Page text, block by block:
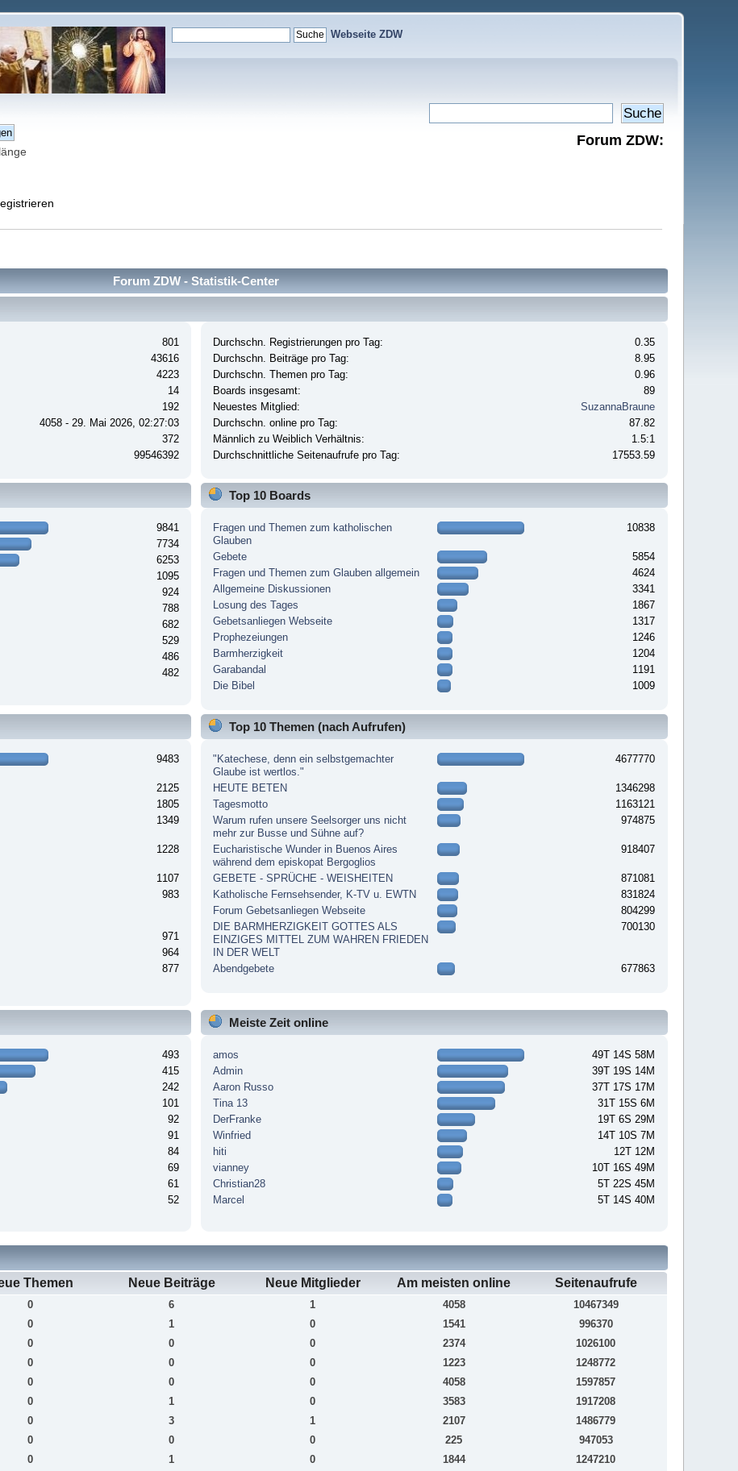
Webseite ZDW
Forum ZDW:
Forum ZDW - Statistik-Center
801
43616
4223
14
192
4058 - 29. Mai 2026, 02:27:03
372
99546392
Durchschn. Registrierungen pro Tag:
0.35
Durchschn. Beiträge pro Tag:
8.95
Durchschn. Themen pro Tag:
0.96
Boards insgesamt:
89
Neuestes Mitglied:
SuzannaBraune
Durchschn. online pro Tag:
87.82
Männlich zu Weiblich Verhältnis:
1.5:1
Durchschnittliche Seitenaufrufe pro Tag:
17553.59
9841
7734
6253
1095
924
788
682
529
486
482
Top 10 Boards
Fragen und Themen zum katholischen
Glauben
10838
Gebete
5854
Fragen und Themen zum Glauben allgemein
4624
Allgemeine Diskussionen
3341
Losung des Tages
1867
Gebetsanliegen Webseite
1317
Prophezeiungen
1246
Barmherzigkeit
1204
Garabandal
1191
Die Bibel
1009
9483
2125
1805
1349
1228
1107
983
971
964
877
Top 10 Themen (nach Aufrufen)
"Katechese, denn ein selbstgemachter
Glaube ist wertlos."
4677770
HEUTE BETEN
1346298
Tagesmotto
1163121
Warum rufen unsere Seelsorger uns nicht
mehr zur Busse und Sühne auf?
974875
Eucharistische Wunder in Buenos Aires
während dem episkopat Bergoglios
918407
GEBETE - SPRÜCHE - WEISHEITEN
871081
Katholische Fernsehsender, K-TV u. EWTN
831824
Forum Gebetsanliegen Webseite
804299
DIE BARMHERZIGKEIT GOTTES ALS
EINZIGES MITTEL ZUM WAHREN FRIEDEN
IN DER WELT
700130
Abendgebete 677863
493
415
242
101
92
91
84
69
61
52
Meiste Zeit online
amos
49T 14S 58M
Admin
39T 19S 14M
Aaron Russo
37T 17S 17M
Tina 13
31T 15S 6M
DerFranke
19T 6S 29M
Winfried
14T 10S 7M
hiti
12T 12M
vianney
10T 16S 49M
Christian28
5T 22S 45M
Marcel
5T 14S 40M
Themen Neue Beiträge Neue Mitglieder Am meisten online Seitenaufrufe
0 6 1 4058
10467349
0 1 0 1541
996370
0 0 0 2374
1026100
0 0 0 1223
1248772
0 0 0 4058
1597857
0 1 0 3583
1917208
0 3 1 2107
1486779
0 0 0 225
947053
0 1 0 1844
1247210